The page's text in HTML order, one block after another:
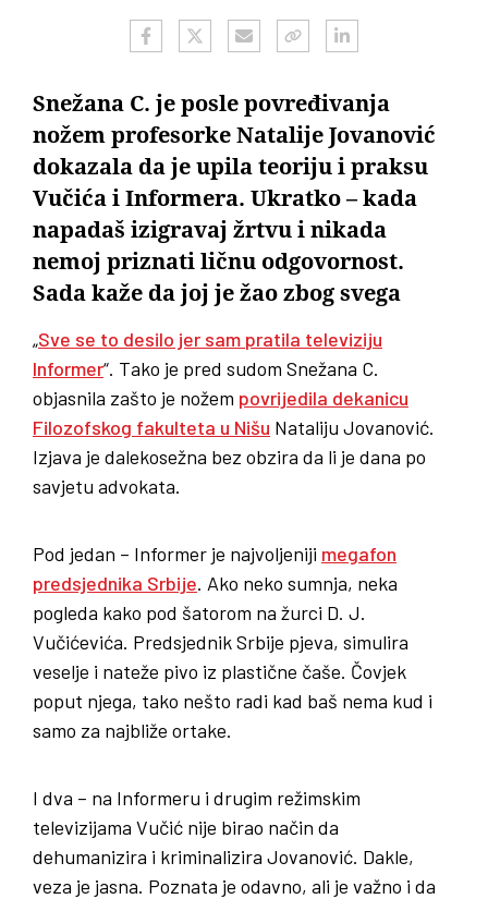
Snežana C. je posle povređivanja
nožem profesorke Natalije Jovanović
dokazala da je upila teoriju i praksu
Vučića i Informera. Ukratko – kada
napadaš izigravaj žrtvu i nikada
nemoj priznati ličnu odgovornost.
Sada kaže da joj je žao zbog svega
„Sve se to desilo jer sam pratila televiziju
Informer“. Tako je pred sudom Snežana C.
objasnila zašto je nožem povrijedila dekanicu
Filozofskog fakulteta u Nišu Nataliju Jovanović.
Izjava je dalekosežna bez obzira da li je dana po
savjetu advokata.
Pod jedan – Informer je najvoljeniji megafon
predsjednika Srbije. Ako neko sumnja, neka
pogleda kako pod šatorom na žurci D. J.
Vučićevića. Predsjednik Srbije pjeva, simulira
veselje i nateže pivo iz plastične čaše. Čovjek
poput njega, tako nešto radi kad baš nema kud i
samo za najbliže ortake.
I dva – na Informeru i drugim režimskim
televizijama Vučić nije birao način da
dehumanizira i kriminalizira Jovanović. Dakle,
veza je jasna. Poznata je odavno, ali je važno i da